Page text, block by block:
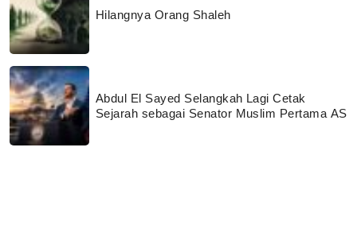
Hilangnya Orang Shaleh
Abdul El Sayed Selangkah Lagi Cetak
Sejarah sebagai Senator Muslim Pertama AS